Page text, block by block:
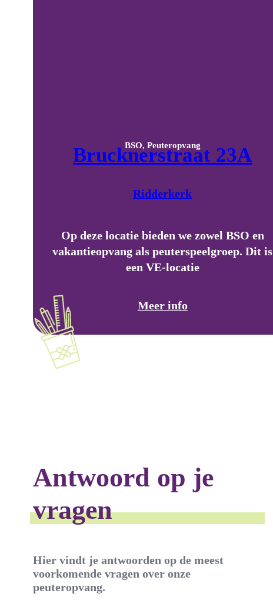
BSO, Peuteropvang
Brucknerstraat 23A
Ridderkerk
Op deze locatie bieden we zowel BSO en
vakantieopvang als peuterspeelgroep. Dit is
een VE-locatie
Meer info
Antwoord op je
vragen
Hier vindt je antwoorden op de meest
voorkomende vragen over onze
peuteropvang.